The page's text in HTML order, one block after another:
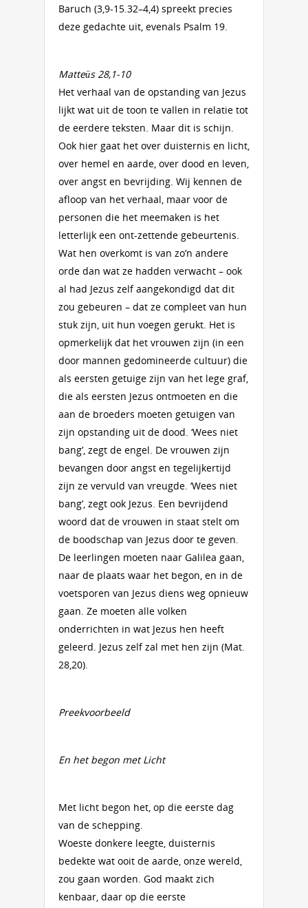
Baruch (3,9-15.32–4,4) spreekt precies
deze gedachte uit, evenals Psalm 19.
Matteüs 28,1-10
Het verhaal van de opstanding van Jezus
lijkt wat uit de toon te vallen in relatie tot
de eerdere teksten. Maar dit is schijn.
Ook hier gaat het over duisternis en licht,
over hemel en aarde, over dood en leven,
over angst en bevrijding. Wij kennen de
afloop van het verhaal, maar voor de
personen die het meemaken is het
letterlijk een ont-zettende gebeurtenis.
Wat hen overkomt is van zo’n andere
orde dan wat ze hadden verwacht – ook
al had Jezus zelf aangekondigd dat dit
zou gebeuren – dat ze compleet van hun
stuk zijn, uit hun voegen gerukt. Het is
opmerkelijk dat het vrouwen zijn (in een
door mannen gedomineerde cultuur) die
als eersten getuige zijn van het lege graf,
die als eersten Jezus ontmoeten en die
aan de broeders moeten getuigen van
zijn opstanding uit de dood. ‘Wees niet
bang’, zegt de engel. De vrouwen zijn
bevangen door angst en tegelijkertijd
zijn ze vervuld van vreugde. ‘Wees niet
bang’, zegt ook Jezus. Een bevrijdend
woord dat de vrouwen in staat stelt om
de boodschap van Jezus door te geven.
De leerlingen moeten naar Galilea gaan,
naar de plaats waar het begon, en in de
voetsporen van Jezus diens weg opnieuw
gaan. Ze moeten alle volken
onderrichten in wat Jezus hen heeft
geleerd. Jezus zelf zal met hen zijn (Mat.
28,20).
Preekvoorbeeld
En het begon met Licht
Met licht begon het, op die eerste dag
van de schepping.
Woeste donkere leegte, duisternis
bedekte wat ooit de aarde, onze wereld,
zou gaan worden. God maakt zich
kenbaar, daar op die eerste